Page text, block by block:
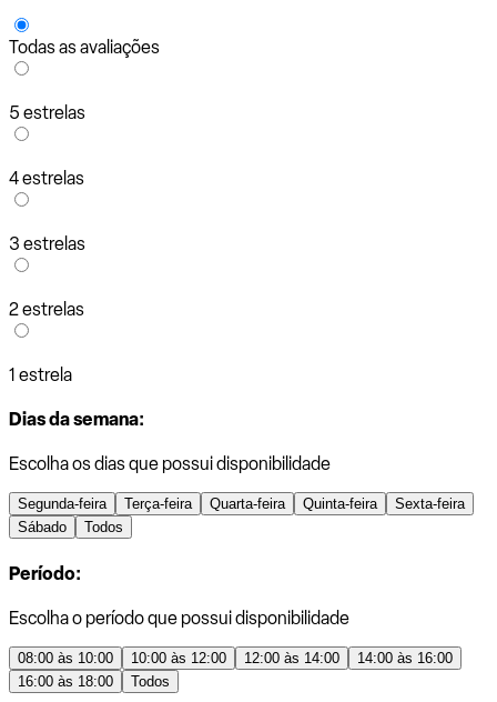
Todas as avaliações
5 estrelas
4 estrelas
3 estrelas
2 estrelas
1 estrela
Dias da semana:
Escolha os dias que possui disponibilidade
Segunda-feira Terça-feira Quarta-feira Quinta-feira
Sexta-feira
Sábado
Todos
Período:
Escolha o período que possui disponibilidade
08:00 às 10:00 10:00 às 12:00 12:00 às 14:00
14:00 às 16:00
16:00 às 18:00
Todos